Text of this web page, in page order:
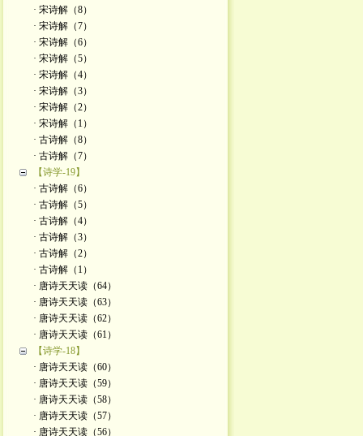
· 宋诗解（8）
· 宋诗解（7）
· 宋诗解（6）
· 宋诗解（5）
· 宋诗解（4）
· 宋诗解（3）
· 宋诗解（2）
· 宋诗解（1）
· 古诗解（8）
· 古诗解（7）
【诗学-19】
· 古诗解（6）
· 古诗解（5）
· 古诗解（4）
· 古诗解（3）
· 古诗解（2）
· 古诗解（1）
· 唐诗天天读（64）
· 唐诗天天读（63）
· 唐诗天天读（62）
· 唐诗天天读（61）
【诗学-18】
· 唐诗天天读（60）
· 唐诗天天读（59）
· 唐诗天天读（58）
· 唐诗天天读（57）
· 唐诗天天读（56）